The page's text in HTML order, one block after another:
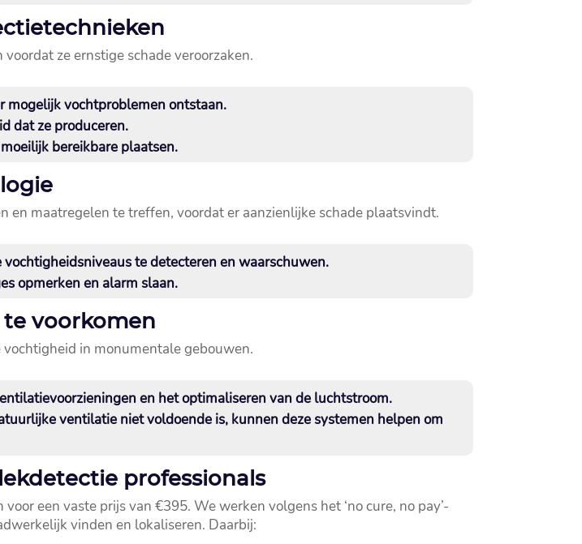
ze ernstige schade veroorzaken.​
mogelijk vochtproblemen ontstaan.​
dat ze produceren.​
bereikbare plaatsen.​
maatregelen te treffen, voordat er aanzienlijke schade plaatsvindt.​
te detecteren en waarschuwen.​
opmerken en alarm slaan.​
voorkomen
in monumentale gebouwen.​
en het optimaliseren van de luchtstroom.​
ventilatie niet voldoende is, kunnen deze systemen helpen om
professionals
een vaste prijs van €395.​ We werken volgens het ‘no cure, no pay’-
vinden en lokaliseren.​ Daarbij: